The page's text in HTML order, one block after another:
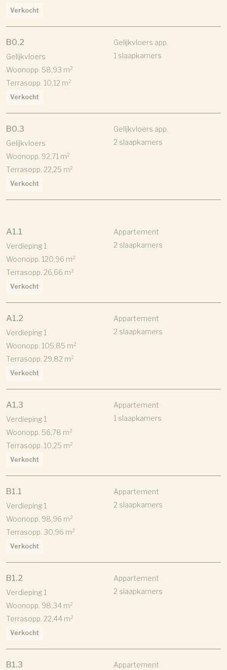
Verkocht
B0.2
Gelijkvloers
Gelijkvloers app.
1 slaapkamers
Woonopp. 58,93 m²
Terrasopp. 10,12 m²
Verkocht
B0.3
Gelijkvloers
Gelijkvloers app.
2 slaapkamers
Woonopp. 92,71 m²
Terrasopp. 22,25 m²
Verkocht
A1.1
Verdieping 1
Appartement
2 slaapkamers
Woonopp. 120,96 m²
Terrasopp. 26,66 m²
Verkocht
A1.2
Verdieping 1
Appartement
2 slaapkamers
Woonopp. 105,85 m²
Terrasopp. 29,82 m²
Verkocht
A1.3
Verdieping 1
Appartement
1 slaapkamers
Woonopp. 56,78 m²
Terrasopp. 10,25 m²
Verkocht
B1.1
Verdieping 1
Appartement
2 slaapkamers
Woonopp. 98,96 m²
Terrasopp. 30,96 m²
Verkocht
B1.2
Verdieping 1
Appartement
2 slaapkamers
Woonopp. 98,34 m²
Terrasopp. 22,44 m²
Verkocht
B1.3
Appartement